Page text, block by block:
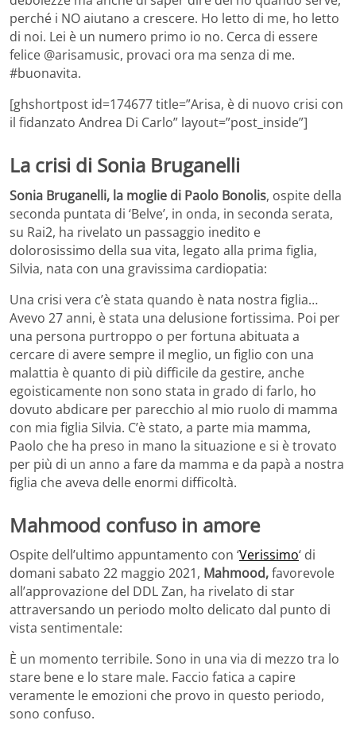
perché i NO aiutano a crescere. Ho letto di me, ho letto
di noi. Lei è un numero primo io no. Cerca di essere
felice @arisamusic, provaci ora ma senza di me.
#buonavita.
[ghshortpost id=174677 title=”Arisa, è di nuovo crisi con
il fidanzato Andrea Di Carlo” layout=”post_inside”]
La crisi di Sonia Bruganelli
Sonia Bruganelli, la moglie di Paolo Bonolis, ospite della
seconda puntata di ‘Belve’, in onda, in seconda serata,
su Rai2, ha rivelato un passaggio inedito e
dolorosissimo della sua vita, legato alla prima figlia,
Silvia, nata con una gravissima cardiopatia:
Una crisi vera c’è stata quando è nata nostra figlia…
Avevo 27 anni, è stata una delusione fortissima. Poi per
una persona purtroppo o per fortuna abituata a
cercare di avere sempre il meglio, un figlio con una
malattia è quanto di più difficile da gestire, anche
egoisticamente non sono stata in grado di farlo, ho
dovuto abdicare per parecchio al mio ruolo di mamma
con mia figlia Silvia. C’è stato, a parte mia mamma,
Paolo che ha preso in mano la situazione e si è trovato
per più di un anno a fare da mamma e da papà a nostra
figlia che aveva delle enormi difficoltà.
Mahmood confuso in amore
Ospite dell’ultimo appuntamento con ‘Verissimo‘ di
domani sabato 22 maggio 2021, Mahmood,favorevole
all’approvazione del DDL Zan, ha rivelato di star
attraversando un periodo molto delicato dal punto di
vista sentimentale:
È un momento terribile. Sono in una via di mezzo tra lo
stare bene e lo stare male. Faccio fatica a capire
veramente le emozioni che provo in questo periodo,
sono confuso.